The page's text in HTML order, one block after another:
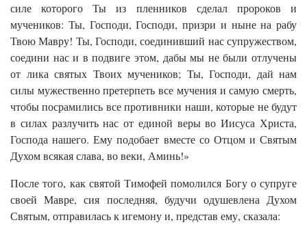
силе которого Ты из пленников сделал пророков и
мучеников: Ты, Господи, Господи, призри и ныне на рабу
Твою Мавру! Ты, Господи, соединивший нас супружеством,
соедини нас и в подвиге этом, дабы мы не были отлучены
от лика святых Твоих мучеников; Ты, Господи, дай нам
силы мужественно претерпеть все мучения и самую смерть,
чтобы посрамились все противники наши, которые не будут
в силах разлучить нас от единой веры во Иисуса Христа,
Господа нашего. Ему подобает вместе со Отцом и Святым
Духом всякая слава, во веки, Аминь!»
После того, как святой Тимофей помолился Богу о супруге
своей Мавре, сия последняя, будучи одушевлена Духом
Святым, отправилась к игемону и, представ ему, сказала: